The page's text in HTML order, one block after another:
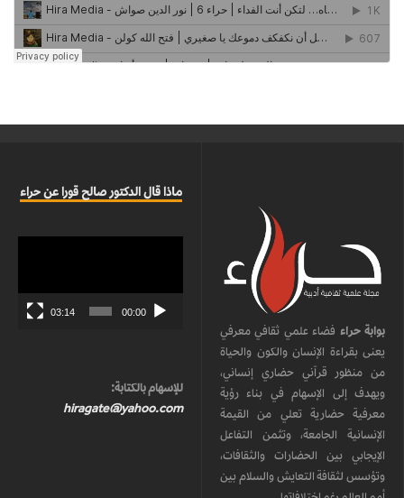
بوابة حراء فضاء علمي ثقافي معرفي
يعنى بقراءة الإنسان والكون والحياة
من منظور قرآني حضاري إنساني،
ويهدف إلى الإسهام في بناء رؤية
معرفية حضارية تعلي من القيمة
الإنسانية الجامعة، وتثمن التفاعل
الإيجابي بين الحضارات والثقافات،
وتؤسس لثقافة التعايش والسلام بين
ماذا قال الدكتور صالح قورا عن حراء
00:00
03:14
للإسهام بالكتابة:
hiragate@yahoo.com